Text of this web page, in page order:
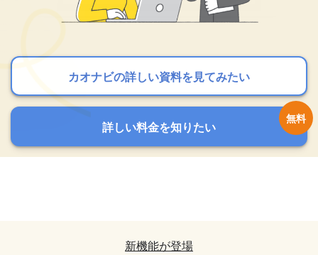
カオナビの詳しい資料を見てみたい
詳しい料金を知りたい
カオナビの詳しい資料を見てみたい
詳しい料金を知りたい
カオナビの詳しい資料を見てみたい
詳しい料金を知りたい
新機能が登場